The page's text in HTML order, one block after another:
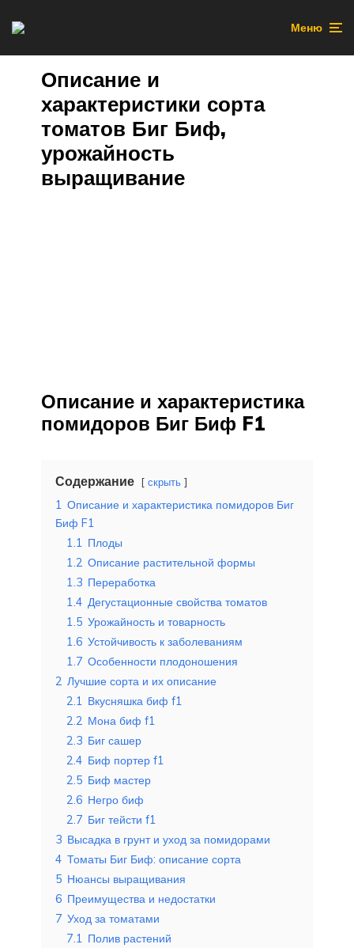
Меню
Описание и
характеристики сорта
томатов Биг Биф,
урожайность
выращивание
Описание и характеристика
помидоров Биг Биф F1
Содержание скрыть
1 Описание и характеристика помидоров Биг
Биф F1
1.1 Плоды
1.2 Описание растительной формы
1.3 Переработка
1.4 Дегустационные свойства томатов
1.5 Урожайность и товарность
1.6 Устойчивость к заболеваниям
1.7 Особенности плодоношения
2 Лучшие сорта и их описание
2.1 Вкусняшка биф f1
2.2 Мона биф f1
2.3 Биг сашер
2.4 Биф портер f1
2.5 Биф мастер
2.6 Негро биф
2.7 Биг тейсти f1
3 Высадка в грунт и уход за помидорами
4 Томаты Биг Биф: описание сорта
5 Нюансы выращивания
6 Преимущества и недостатки
7 Уход за томатами
7.1 Полив растений